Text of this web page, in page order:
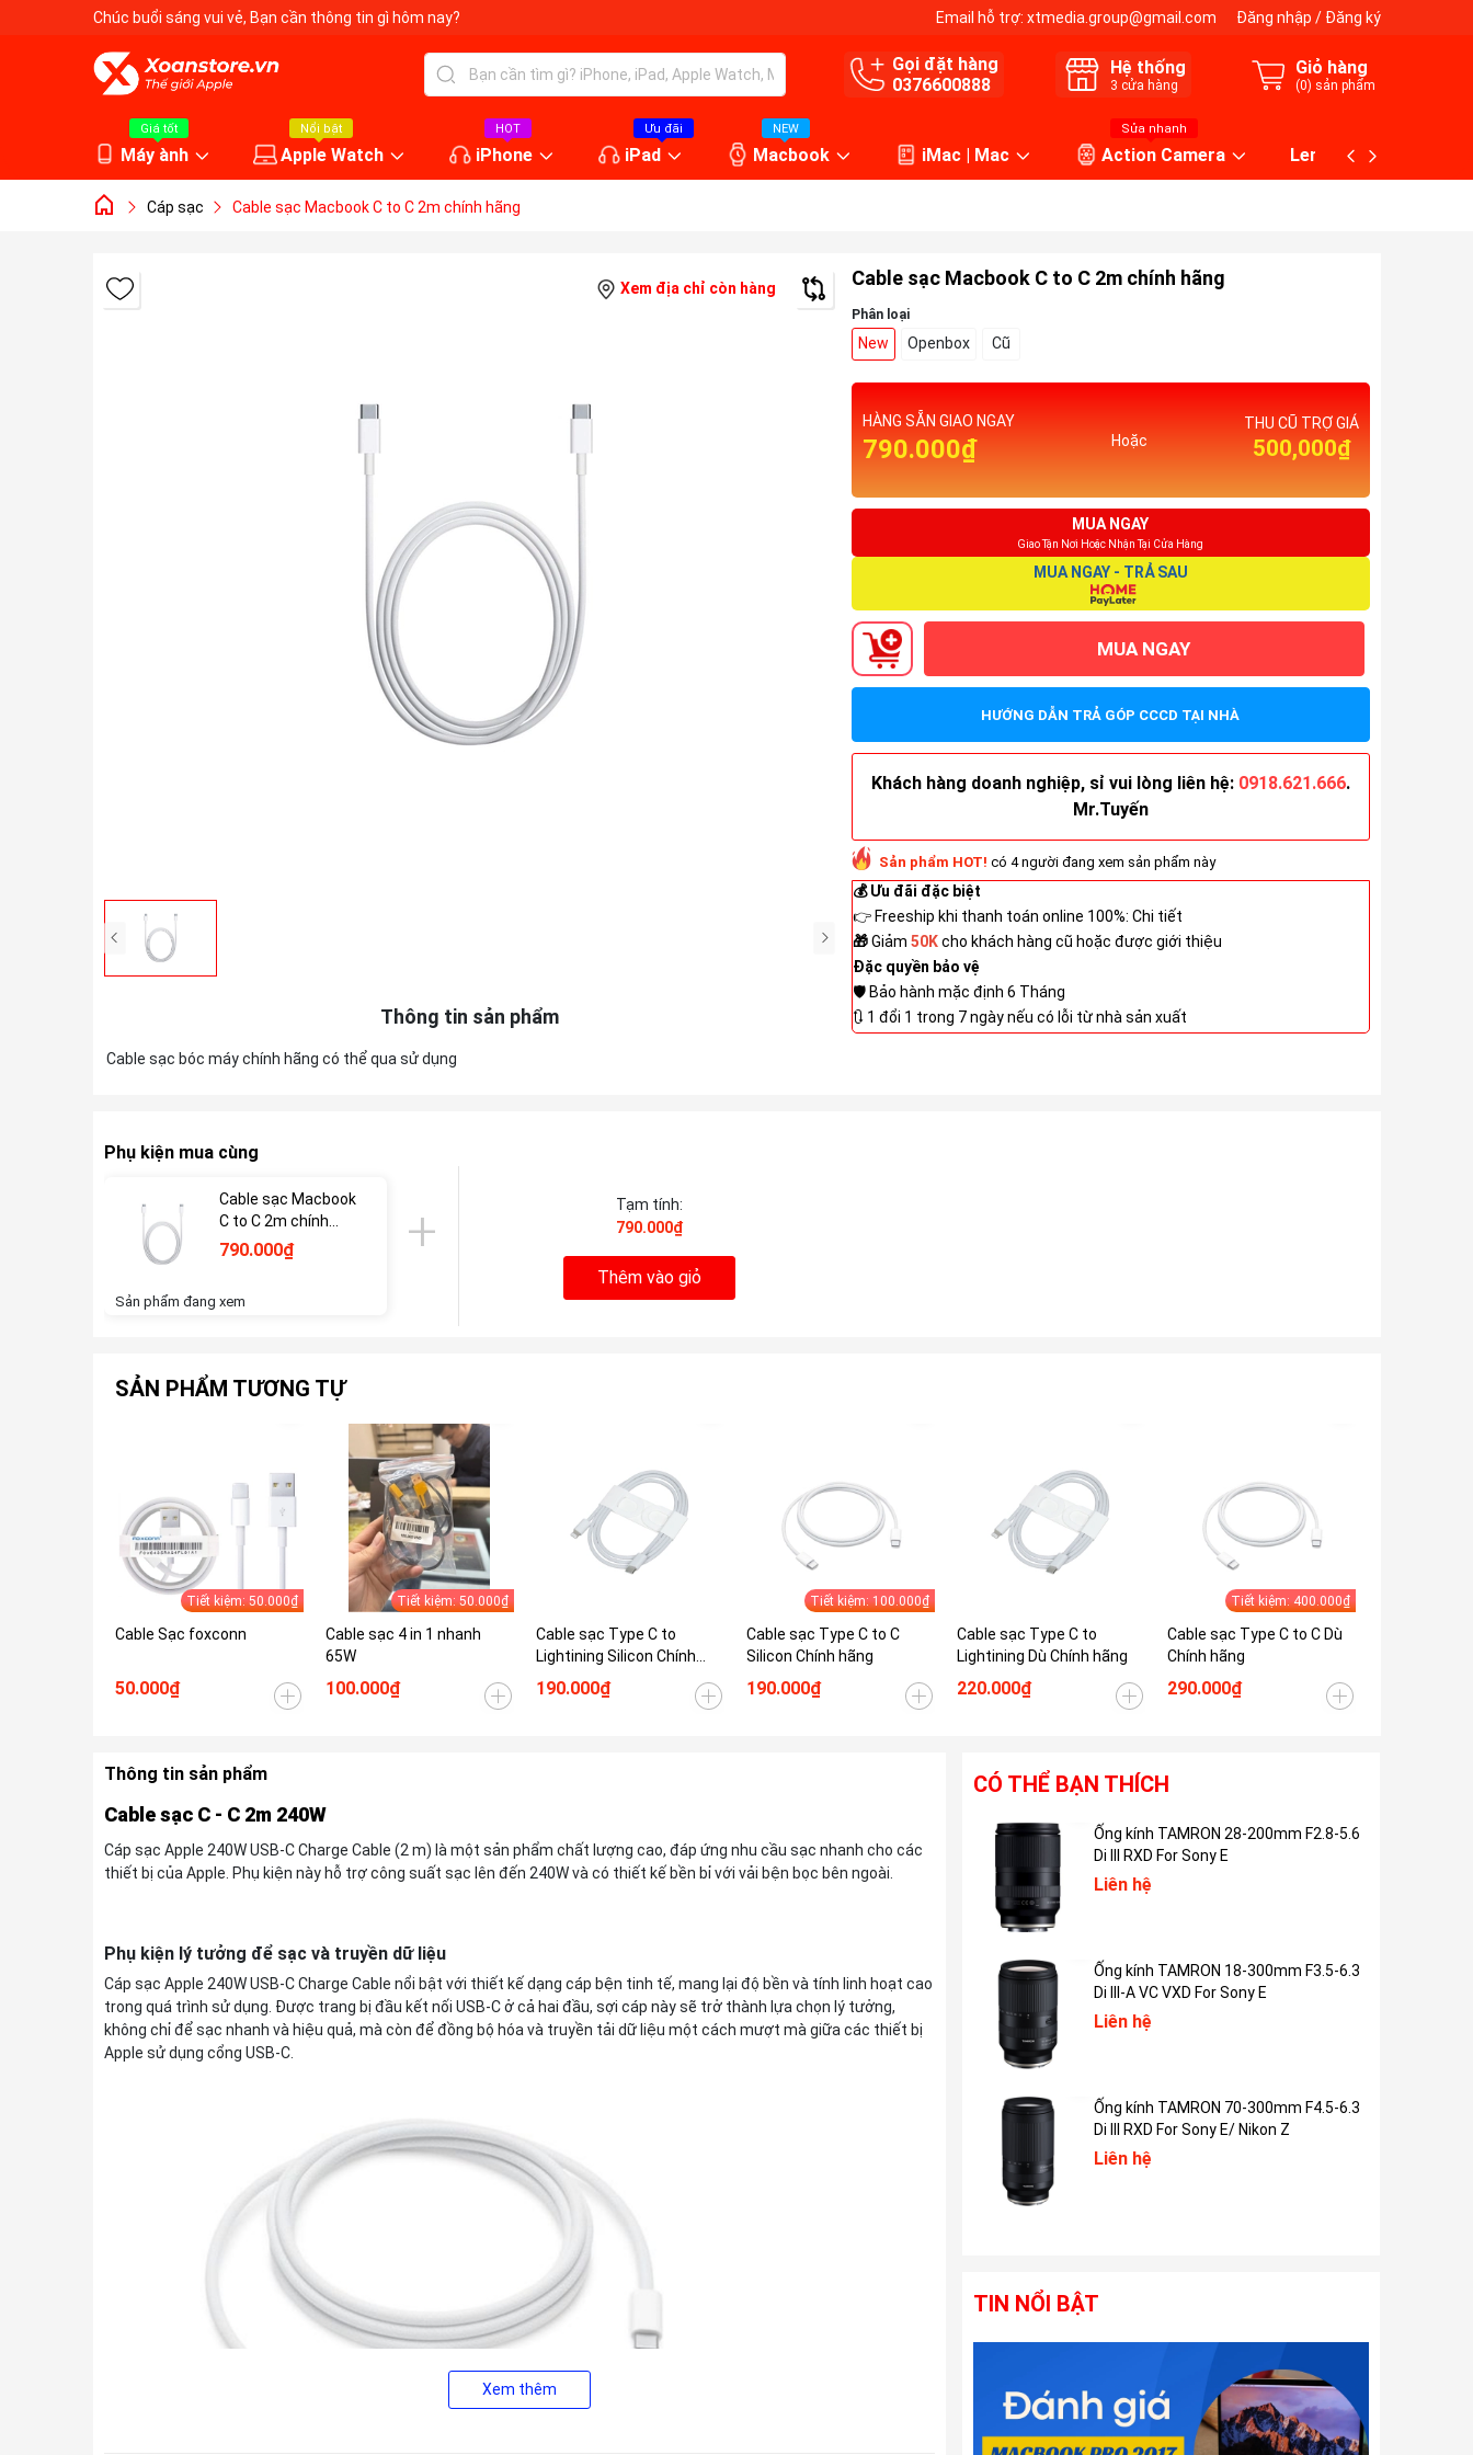
Chúc buổi sáng vui vẻ, Bạn cần thông tin gì hôm nay? Email hỗ trợ: xtmedia.group@gmail.com Đăng nhập / Đăng ký
Gọi đặt hàng
0376600888
Hệ thống
3 cửa hàng
Giỏ hàng
(0) sản phẩm
Giá tốt
Máy ành
Nổi bật
Apple Watch
HOT
iPhone
Ưu đãi
iPad
NEW
Macbook iMac | Mac
Sửa nhanh
Action Camera Lens máy ảnh
Cáp sạc Cable sạc Macbook C to C 2m chính hãng
Xem địa chỉ còn hàng
Thông tin sản phẩm
Cable sạc bóc máy chính hãng có thể qua sử dụng
Cable sạc Macbook C to C 2m chính hãng
Phân loại
New Openbox Cũ
HÀNG SẴN GIAO NGAY
790.000₫ Hoặc
THU CŨ TRỢ GIÁ
500,000₫
MUA NGAY
Giao Tận Nơi Hoặc Nhận Tại Cửa Hàng
MUA NGAY - TRẢ SAU
MUA NGAY
HƯỚNG DẪN TRẢ GÓP CCCD TẠI NHÀ
Khách hàng doanh nghiệp, sỉ vui lòng liên hệ: 0918.621.666.
Mr.Tuyến
Sản phẩm HOT! có 4 người đang xem sản phẩm này
💰 Ưu đãi đặc biệt
👉 Freeship khi thanh toán online 100%: Chi tiết
🎁Giảm 50Kcho khách hàng cũ hoặc được giới thiệu
Đặc quyền bảo vệ
🛡️ Bảo hành mặc định 6 Tháng
🔃 1 đổi 1 trong 7 ngày nếu có lỗi từ nhà sản xuất
Phụ kiện mua cùng
Cable sạc Macbook
C to C 2m chính
hãng
790.000₫
Sản phẩm đang xem
Tạm tính:
790.000₫
Thêm vào giỏ
SẢN PHẨM TƯƠNG TỰ
Tiết kiệm: 50.000₫
Cable Sạc foxconn
50.000₫
Tiết kiệm: 50.000₫
Cable sạc 4 in 1 nhanh
65W
100.000₫
Cable sạc Type C to
Lightining Silicon Chính
hãng
190.000₫
Tiết kiệm: 100.000₫
Cable sạc Type C to C
Silicon Chính hãng
190.000₫
Cable sạc Type C to
Lightining Dù Chính hãng
220.000₫
Tiết kiệm: 400.000₫
Cable sạc Type C to C Dù
Chính hãng
290.000₫
Thông tin sản phẩm
Cable sạc C - C 2m 240W
Cáp sạc Apple 240W USB-C Charge Cable (2 m) là một sản phẩm chất lượng cao, đáp ứng nhu cầu sạc nhanh cho các
thiết bị của Apple. Phụ kiện này hỗ trợ công suất sạc lên đến 240W và có thiết kế bền bỉ với vải bện bọc bên ngoài.
Phụ kiện lý tưởng để sạc và truyền dữ liệu
Cáp sạc Apple 240W USB-C Charge Cable nổi bật với thiết kế dạng cáp bện tinh tế, mang lại độ bền và tính linh hoạt cao
trong quá trình sử dụng. Được trang bị đầu kết nối USB-C ở cả hai đầu, sợi cáp này sẽ trở thành lựa chọn lý tưởng,
không chỉ để sạc nhanh và hiệu quả, mà còn để đồng bộ hóa và truyền tải dữ liệu một cách mượt mà giữa các thiết bị
Apple sử dụng cổng USB-C.
Xem thêm
CÓ THỂ BẠN THÍCH
III VC VXD For Sony E
Liên hệ
Ống kính TAMRON 28-200mm F2.8-5.6
Di III RXD For Sony E
Liên hệ
Di III VXD G2 For Sony E
Liên hệ
Ống kính TAMRON 18-300mm F3.5-6.3
Di III-A VC VXD For Sony E
Liên hệ
Ống kính TAMRON 70-300mm F4.5-6.3
Di III RXD For Sony E/ Nikon Z
Liên hệ
TIN NỔI BẬT